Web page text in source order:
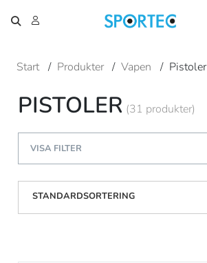
Start / Produkter / Vapen / Pistoler
PISTOLER (31 produkter)
VISA FILTER
STANDARDSORTERING